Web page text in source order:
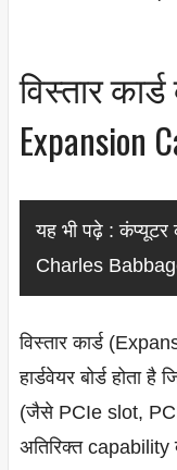
विस्तार
Expansion
यह भी पढ़े : कंप्यूटर
Charles
विस्तार कार्ड
हार्डवेयर बोर्ड
(जैसे PCIe slot,
अतिरिक्त capability